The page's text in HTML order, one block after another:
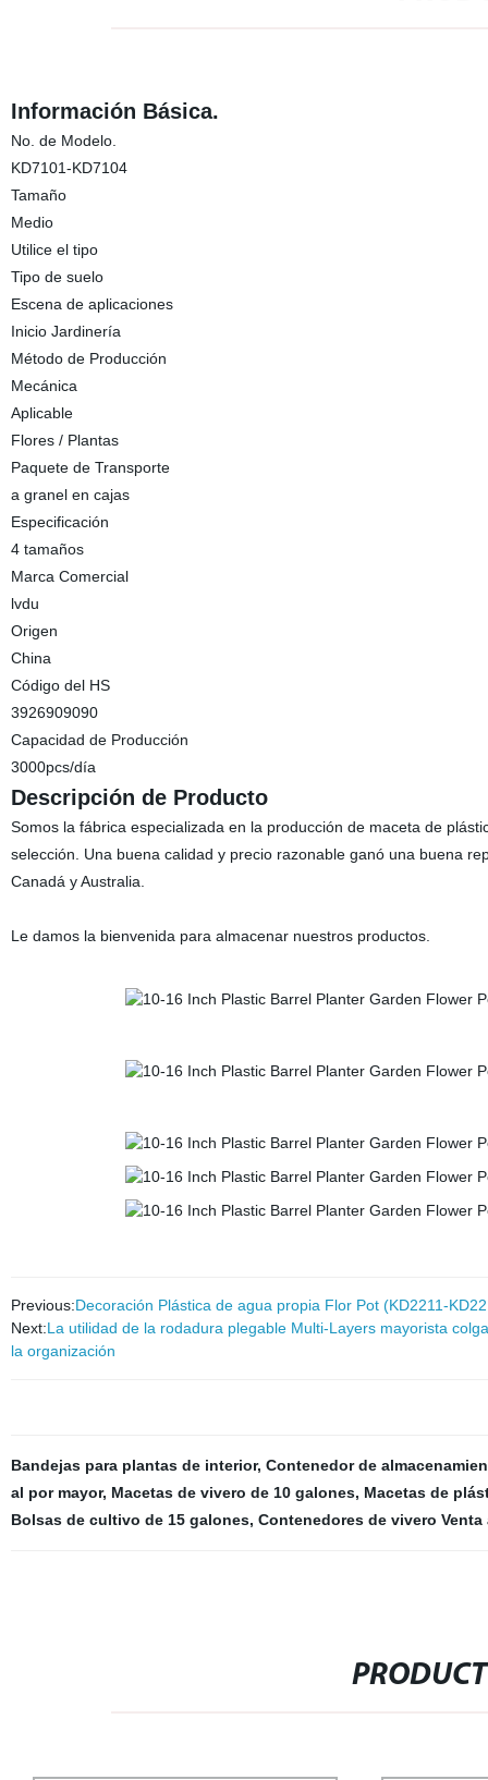
Información Básica.
No. de Modelo.
KD7101-KD7104
Tamaño
Medio
Utilice el tipo
Tipo de suelo
Escena de aplicaciones
Inicio Jardinería
Método de Producción
Mecánica
Aplicable
Flores / Plantas
Paquete de Transporte
a granel en cajas
Especificación
4 tamaños
Marca Comercial
lvdu
Origen
China
Código del HS
3926909090
Capacidad de Producción
3000pcs/día
Descripción de Producto
Somos la fábrica especializada en la producción de maceta de
selección. Una buena calidad y precio razonable ganó una buena
Canadá y Australia.
Le damos la bienvenida para almacenar nuestros productos.
Previous:Decoración Plástica de agua propia Flor Pot (KD2211-
Next:La utilidad de la rodadura plegable Multi-Layers mayorista
la organización
Bandejas para plantas de interior, Contenedor de
al por mayor, Macetas de vivero de 10 galones, Macetas de
Bolsas de cultivo de 15 galones, Contenedores de vivero Venta